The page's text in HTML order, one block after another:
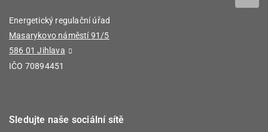
Energetický regulační úřad
Masarykovo náměstí 91/5
586 01 Jihlava
IČO 70894451
Sledujte naše sociální sítě